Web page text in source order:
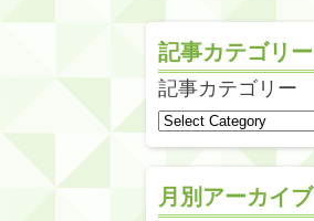
記事カテゴリー
記事カテゴリー
月別アーカイブ